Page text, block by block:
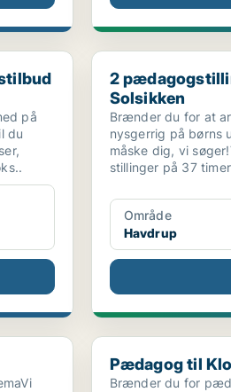
Slagels...
på
du
2 pædagogstillinger
2
Solsikken
Brænder du for at
nysgerrig på børns
måske dig, vi
stillinger på 37
Område
Havdrup
Pædagog til
Pædagog til
Brænder du for